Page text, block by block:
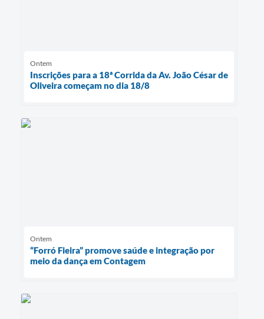
Ontem
Inscrições para a 18ª Corrida da Av. João César de
Oliveira começam no dia 18/8
Ontem
“Forró Fieira” promove saúde e integração por
meio da dança em Contagem